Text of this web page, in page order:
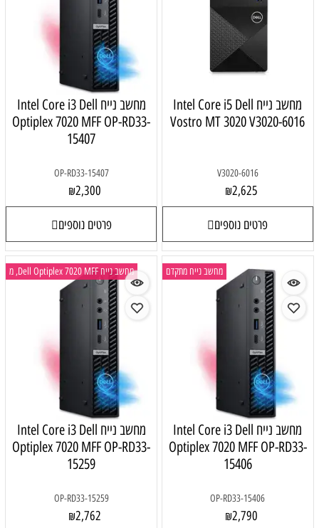
מחשב נייח Intel Core i5 Dell
Vostro MT 3020 V3020-6016
V3020-6016
₪2,625
פרטים נוספים
מחשב נייח Intel Core i3 Dell
Optiplex 7020 MFF OP-RD33-
15407
OP-RD33-15407
₪2,300
פרטים נוספים
מחשב נייח מתקדם
מחשב נייח Intel Core i3 Dell
Optiplex 7020 MFF OP-RD33-
15406
OP-RD33-15406
₪2,790
מחשב נייח Dell Optiplex 7020 MFF, מ
מחשב נייח Intel Core i3 Dell
Optiplex 7020 MFF OP-RD33-
15259
OP-RD33-15259
₪2,762